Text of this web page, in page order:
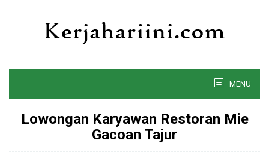
MENU
Lowongan Karyawan Restoran Mie
Gacoan Tajur